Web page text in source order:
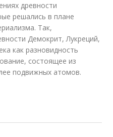
древности
решались в плане
Так,
Демокрит, Лукреций,
как разновидность
состоящее из
подвижных атомов.